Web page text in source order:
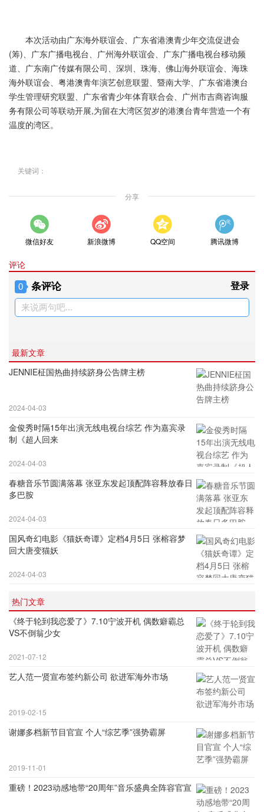
本次活动由广东海外联谊会、广东省港澳青少年交流促进会
(筹)、广东广播电视台、广州海外联谊会、广东广播电视台移动频
道、广东南广传媒有限公司、深圳、珠海、佛山海外联谊会、海珠
海外联谊会、粤港澳青年演艺创意联盟、暨南大学、广东省港澳台
学生管理研究联盟、广东省青少年体育联合会、广州市吉商咨询服
务有限公司等联动开展,为留在大湾区贺岁的港澳台青年营造一个有
温度的湾区。
关键词：
分享
微信好友 新浪微博 QQ空间 腾讯微博
评论
0 条评论 登录
来说两句吧...
最新文章
JENNIE柾国热曲持续跻身公告牌主榜
2024-04-03
金俊秀时隔15年出演无线电视台综艺 作为嘉宾录
制《超人回来
2024-04-03
春糖音乐节圆满落幕 张亚东发起顶配阵容释放春日
多巴胺
2024-04-03
国风奇幻电影《猫妖奇谭》定档4月5日 张榕容梦
回大唐变猫妖
2024-04-03
热门文章
《终于轮到我恋爱了》7.10宁波开机 偶数癖霸总
VS不倒翁少女
2021-07-12
艺人范一贤宣布签约新公司 欲进军海外市场
2019-02-15
谢娜多档新节目官宣 个人“综艺季”强势霸屏
2019-11-01
重磅！2023动感地带“20周年”音乐盛典全阵容官宣